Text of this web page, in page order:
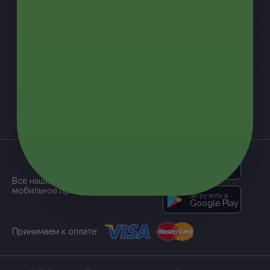
Все наши купоны доступны через
мобильное приложение:
загрузить в
Google Play
Принимаем к оплате: